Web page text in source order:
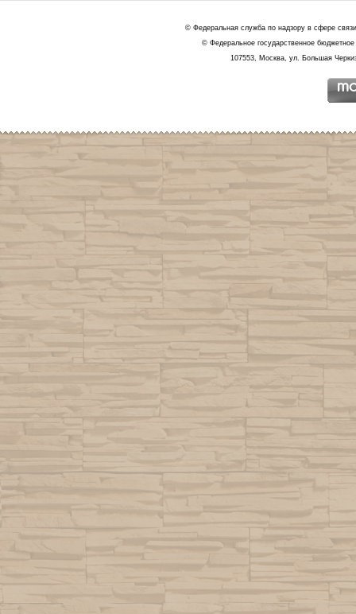
© Федеральная служба по надзору в сфере
© Федеральное государственное
107553, Москва, ул. Большая